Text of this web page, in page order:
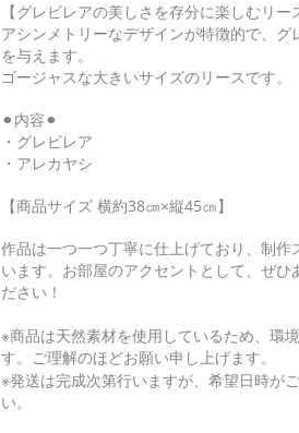
【グレビレアの美しさを存分に楽しむリー
アシンメトリーなデザインが特徴的で、
を与えます。
ゴージャスな大きいサイズのリースです。
⚫︎内容⚫︎
・グレビレア
・アレカヤシ
【商品サイズ 横約38㎝×縦45㎝】
作品は一つ一つ丁寧に仕上げており、制
います。お部屋のアクセントとして、ぜ
ださい！
※商品は天然素材を使用しているため、環
す。ご理解のほどお願い申し上げます。
※発送は完成次第行いますが、希望日時が
い。